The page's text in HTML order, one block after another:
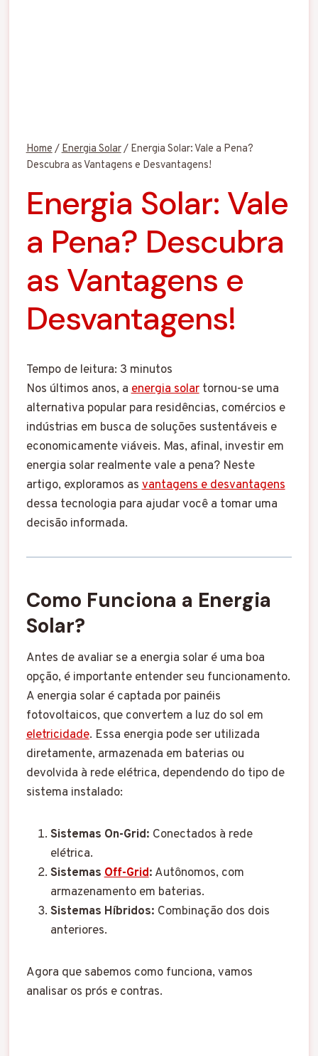
Home/Energia Solar/ Energia Solar: Vale a Pena?
Descubra as Vantagens e Desvantagens!
Energia Solar: Vale
a Pena? Descubra
as Vantagens e
Desvantagens!
Tempo de leitura: 3 minutos
Nos últimos anos, aenergia solartornou-se uma
alternativa popular para residências, comércios e
indústrias em busca de soluções sustentáveis e
economicamente viáveis. Mas, afinal, investir em
energia solar realmente vale a pena? Neste
artigo, exploramos asvantagens e desvantagens
dessa tecnologia para ajudar você a tomar uma
decisão informada.
Como Funciona a Energia
Solar?
Antes de avaliar se a energia solar é uma boa
opção, é importante entender seu funcionamento.
A energia solar é captada por painéis
fotovoltaicos, que convertem a luz do sol em
eletricidade. Essa energia pode ser utilizada
diretamente, armazenada em baterias ou
devolvida à rede elétrica, dependendo do tipo de
sistema instalado:
Sistemas On-Grid: Conectados à rede
elétrica.
SistemasOff-Grid: Autônomos, com
armazenamento em baterias.
Sistemas Híbridos: Combinação dos dois
anteriores.
Agora que sabemos como funciona, vamos
analisar os prós e contras.